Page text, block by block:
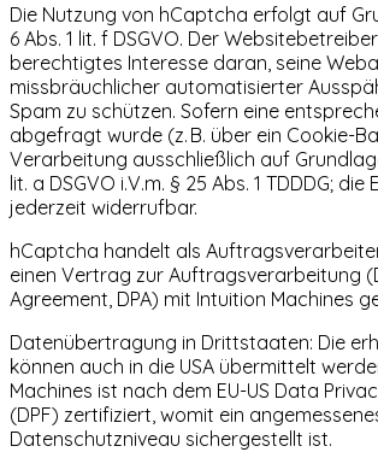
Die Nutzung von hCaptcha erfolgt auf
6 Abs. 1 lit. f DSGVO. Der
berechtigtes Interesse daran, seine
missbräuchlicher automatisierter
Spam zu schützen. Sofern eine
abgefragt wurde (z. B. über ein Cookie-
Verarbeitung ausschließlich auf
lit. a DSGVO i.V.m. § 25 Abs. 1 TDDDG; die
jederzeit widerrufbar.
hCaptcha handelt als
einen Vertrag zur Auftragsverarbeitung
Agreement, DPA) mit Intuition Machines
Datenübertragung in Drittstaaten: Die
können auch in die USA übermittelt
Machines ist nach dem EU-US Data
(DPF) zertifiziert, womit ein
Datenschutzniveau sichergestellt ist.